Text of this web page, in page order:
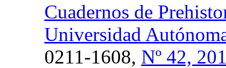
Cuadernos de
Universidad
0211-1608, Nº 42,